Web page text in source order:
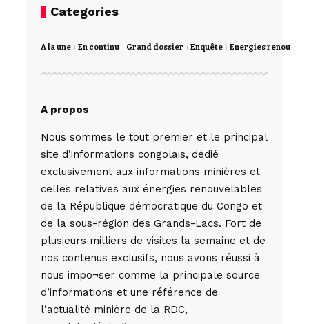
Categories
A la une En continu Grand dossier Enquête Energies
A propos
Nous sommes le tout premier et le principal
site d’informations congolais, dédié
exclusivement aux informations minières et
celles relatives aux énergies renouvelables
de la République démocratique du Congo et
de la sous-région des Grands-Lacs. Fort de
plusieurs milliers de visites la semaine et de
nos contenus exclusifs, nous avons réussi à
nous impo¬ser comme la principale source
d’informations et une référence de
l’actualité minière de la RDC,